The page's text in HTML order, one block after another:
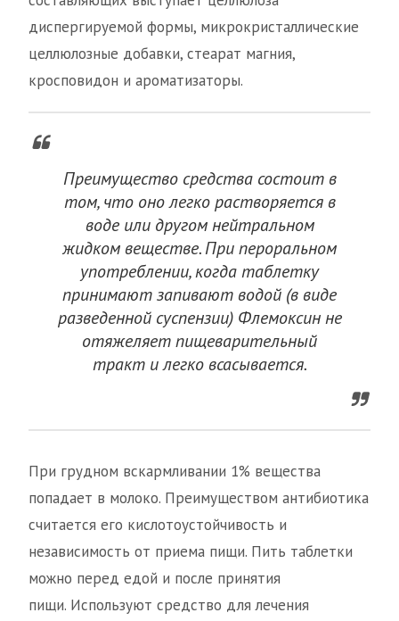
диспергируемой формы, микрокристаллические
целлюлозные добавки, стеарат магния,
кросповидон и ароматизаторы.
Преимущество средства состоит в
том, что оно легко растворяется в
воде или другом нейтральном
жидком веществе. При пероральном
употреблении, когда таблетку
принимают запивают водой (в виде
разведенной суспензии) Флемоксин не
отяжеляет пищеварительный
тракт и легко всасывается.
При грудном вскармливании 1% вещества
попадает в молоко. Преимуществом антибиотика
считается его кислотоустойчивость и
независимость от приема пищи. Пить таблетки
можно перед едой и после принятия
пищи. Используют средство для лечения